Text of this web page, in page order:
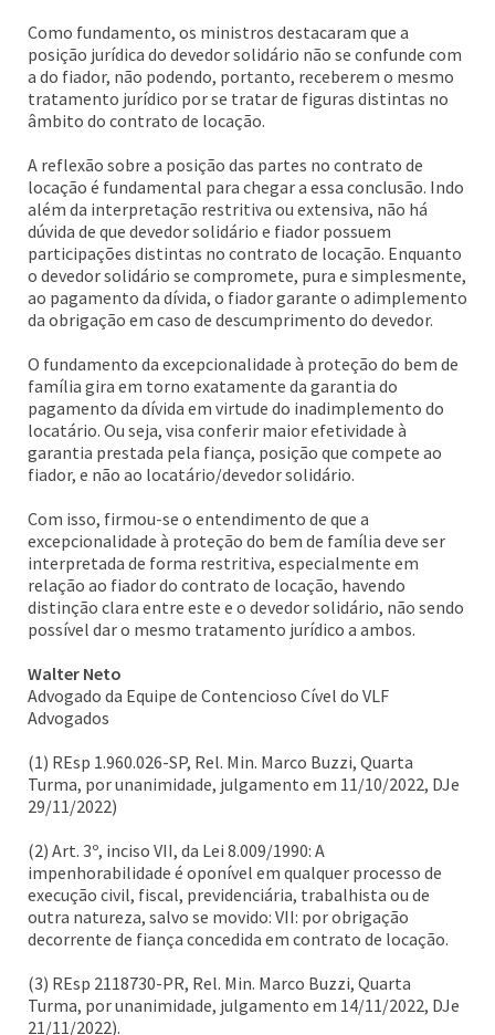
Como fundamento, os ministros destacaram que a
posição jurídica do devedor solidário não se confunde com
a do fiador, não podendo, portanto, receberem o mesmo
tratamento jurídico por se tratar de figuras distintas no
âmbito do contrato de locação.
A reflexão sobre a posição das partes no contrato de
locação é fundamental para chegar a essa conclusão. Indo
além da interpretação restritiva ou extensiva, não há
dúvida de que devedor solidário e fiador possuem
participações distintas no contrato de locação. Enquanto
o devedor solidário se compromete, pura e simplesmente,
ao pagamento da dívida, o fiador garante o adimplemento
da obrigação em caso de descumprimento do devedor.
O fundamento da excepcionalidade à proteção do bem de
família gira em torno exatamente da garantia do
pagamento da dívida em virtude do inadimplemento do
locatário. Ou seja, visa conferir maior efetividade à
garantia prestada pela fiança, posição que compete ao
fiador, e não ao locatário/devedor solidário.
Com isso, firmou-se o entendimento de que a
excepcionalidade à proteção do bem de família deve ser
interpretada de forma restritiva, especialmente em
relação ao fiador do contrato de locação, havendo
distinção clara entre este e o devedor solidário, não sendo
possível dar o mesmo tratamento jurídico a ambos.
Walter Neto
Advogado da Equipe de Contencioso Cível do VLF
Advogados
(1) REsp 1.960.026-SP, Rel. Min. Marco Buzzi, Quarta
Turma, por unanimidade, julgamento em 11/10/2022, DJe
29/11/2022)
(2) Art. 3º, inciso VII, da Lei 8.009/1990: A
impenhorabilidade é oponível em qualquer processo de
execução civil, fiscal, previdenciária, trabalhista ou de
outra natureza, salvo se movido: VII: por obrigação
decorrente de fiança concedida em contrato de locação.
(3) REsp 2118730-PR, Rel. Min. Marco Buzzi, Quarta
Turma, por unanimidade, julgamento em 14/11/2022, DJe
21/11/2022).